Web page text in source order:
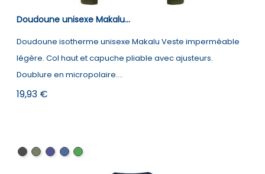
Doudoune unisexe Makalu...
Doudoune isotherme unisexe Makalu Veste imperméable
légère. Col haut et capuche pliable avec ajusteurs.
Doublure en micropolaire....
Prix
19,93 €
NoirVertNavyBleuMilitar